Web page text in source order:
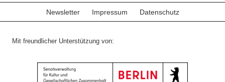
Newsletter Impressum Datenschutz
Mit freundlicher Unterstützung von: